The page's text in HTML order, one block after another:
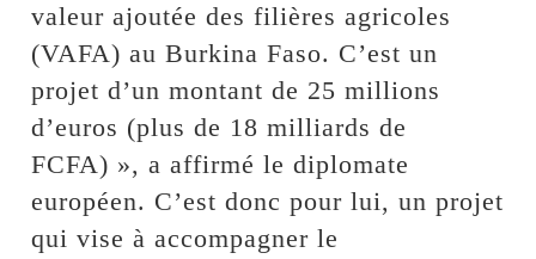
valeur ajoutée des filières agricoles
(VAFA) au Burkina Faso. C’est un
projet d’un montant de 25 millions
d’euros (plus de 18 milliards de
FCFA) », a affirmé le diplomate
européen. C’est donc pour lui, un projet
qui vise à accompagner le